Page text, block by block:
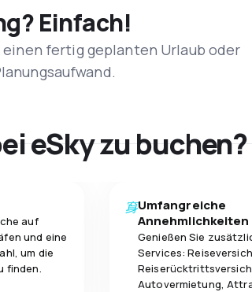
Einfach!
fertig geplanten Urlaub oder
eSky zu buchen?
auf
und eine
um die
finden.
Umfangreiche
Annehmlichkeiten
Genießen Sie
Services:
Autovermietung,